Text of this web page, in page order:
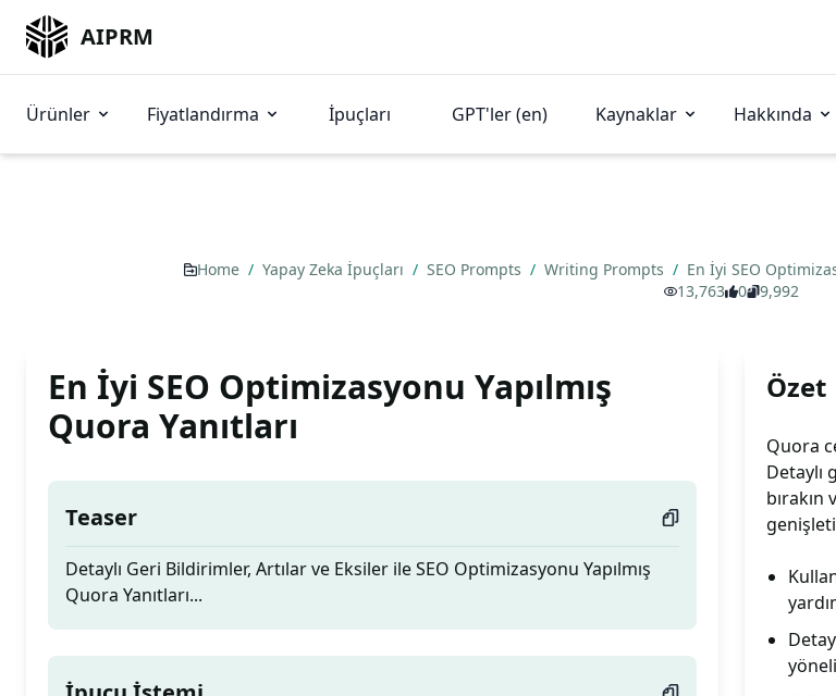
AIPRM
Ürünler Fiyatlandırma İpuçları GPT'ler (en) Kaynaklar Hakkında
Home / Yapay Zeka İpuçları / SEO Prompts / Writing Prompts / En İyi SEO
13,763
0 9,992
En İyi SEO Optimizasyonu Yapılmış
Quora Yanıtları
Teaser
Detaylı Geri Bildirimler, Artılar ve Eksiler ile SEO Optimizasyonu Yapılmış
Quora Yanıtları...
Özet
Quora
Detaylı